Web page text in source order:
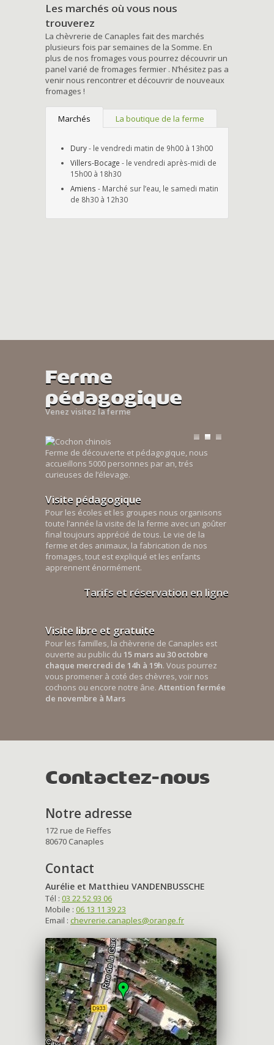
Les marchés où vous nous
trouverez
La chèvrerie de Canaples fait des marchés
plusieurs fois par semaines de la Somme. En
plus de nos fromages vous pourrez découvrir un
panel varié de fromages fermier . N’hésitez pas a
venir nous rencontrer et découvrir de nouveaux
fromages !
Marchés La boutique de la ferme
Dury- le vendredi matin de 9h00 à 13h00
Villers-Bocage - le vendredi après-midi de
15h00 à 18h30
Amiens - Marché sur l’eau, le samedi matin
de 8h30 à 12h30
Ferme
pédagogique
Venez visitez la ferme
Ferme de découverte et pédagogique, nous
accueillons 5000 personnes par an, trés
curieuses de l’élevage.
Visite pédagogique
Pour les écoles et les groupes nous organisons
toute l’année la visite de la ferme avec un goûter
final toujours apprécié de tous. Le vie de la
ferme et des animaux, la fabrication de nos
fromages, tout est expliqué et les enfants
apprennent énormément.
Tarifs et réservation en ligne
Visite libre et gratuite
Pour les familles, la chèvrerie de Canaples est
ouverte au public du 15 mars au 30 octobre
chaque mercredi de 14h à 19h. Vous pourrez
vous promener à coté des chèvres, voir nos
cochons ou encore notre âne. Attention fermée
de novembre à Mars
Contactez-nous
Notre adresse
172 rue de Fieffes
80670 Canaples
Contact
Aurélie et Matthieu VANDENBUSSCHE
Tél : 03 22 52 93 06
Mobile : 06 13 11 39 23
Email : chevrerie.canaples@orange.fr